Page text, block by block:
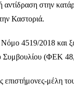
στην
Καστοριά.
4519/2018 και
Συμβουλίου (ΦΕΚ
μέλη